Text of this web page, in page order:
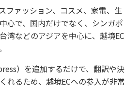
ファッション、コスメ、家電、生
心で、国内だけでなく、シンガポ
湾などのアジアを中心に、越境EC
）を追加するだけで、翻訳や決
れるため、越境ECへの参入が非常